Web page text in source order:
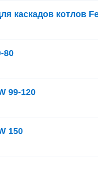
каскадов котлов
80
99-120
150